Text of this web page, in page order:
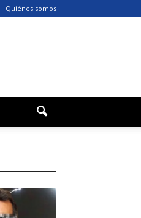
Quiénes somos